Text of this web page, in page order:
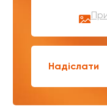
Надіслати